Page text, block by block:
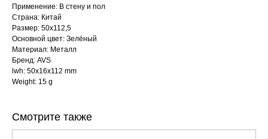
Применение: В стену и пол
Страна: Китай
Размер: 50x112,5
Основной цвет: Зелёный
Материал: Металл
Бренд: AVS
lwh: 50x16x112 mm
Weight: 15 g
Смотрите также